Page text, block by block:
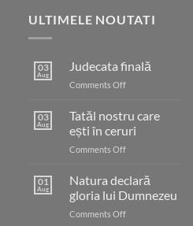
ULTIMELE NOUTATI
03
Aug
Judecata finală
Comments Offon
03
Aug
Tatăl nostru care
ești în ceruri
Comments Offon
nostru
care
ești
în
01
Aug
Natura declară
gloria lui Dumnezeu
Comments Offon